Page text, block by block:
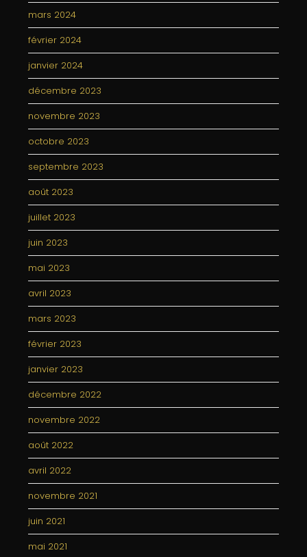
mars 2024
février 2024
janvier 2024
décembre 2023
novembre 2023
octobre 2023
septembre 2023
août 2023
juillet 2023
juin 2023
mai 2023
avril 2023
mars 2023
février 2023
janvier 2023
décembre 2022
novembre 2022
août 2022
avril 2022
novembre 2021
juin 2021
mai 2021